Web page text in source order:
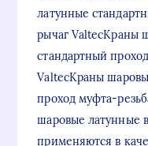
латунные
рычаг ValtecКраны
стандартный
ValtecКраны
проход муфта-
шаровые латунные
применяются в